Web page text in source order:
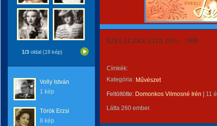
1/3 oldal (19 kép)
Volly István
1 kép
Török Erzsi
8 kép
SZELECZKY ZITA 1915 - 1999 ..
Címkék:
Kategória: Művészet
Feltöltötte: Domonkos Vilmosné Irén 11
Látta 260 ember.